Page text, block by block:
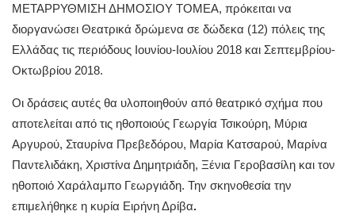
ΜΕΤΑΡΡΥΘΜΙΣΗ ΔΗΜΟΣΙΟΥ ΤΟΜΕΑ, πρόκειται να
διοργανώσει Θεατρικά δρώμενα σε δώδεκα (12) πόλεις της
Ελλάδας τις περιόδους Ιουνίου-Ιουλίου 2018 και Σεπτεμβρίου-
Οκτωβρίου 2018.
Οι δράσεις αυτές θα υλοποιηθούν από θεατρικό σχήμα που
αποτελείται από τις ηθοποιούς Γεωργία Τσικούρη, Μύρια
Αργυρού, Σταυρίνα Πρεβεδόρου, Μαρία Κατσαρού, Μαρίνα
Παντελιδάκη, Χριστίνα Δημητριάδη, Ξένια Γεροβασίλη και τον
ηθοποιό Χαράλαμπο Γεωργιάδη. Την σκηνοθεσία την
επιμελήθηκε η κυρία Ειρήνη Δρίβα.